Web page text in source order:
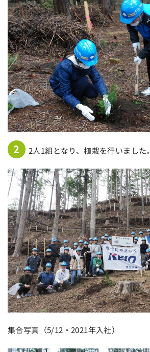
2 2人1組となり、植栽を行いました。
集合写真（5/12・2021年入社）